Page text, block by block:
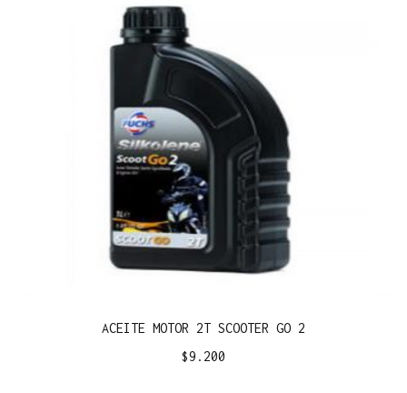
ACEITE MOTOR 2T SCOOTER GO 2
$9.200